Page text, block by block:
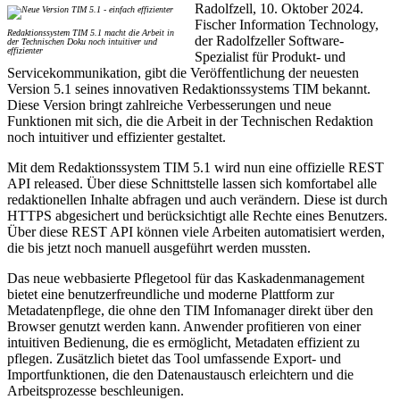
Redaktionssystem TIM 5.1 macht die Arbeit in
der Technischen Doku noch intuitiver und
effizienter
Radolfzell, 10. Oktober 2024.
Fischer Information Technology,
der Radolfzeller Software-
Spezialist für Produkt- und
Servicekommunikation, gibt die Veröffentlichung der neuesten
Version 5.1 seines innovativen Redaktionssystems TIM bekannt.
Diese Version bringt zahlreiche Verbesserungen und neue
Funktionen mit sich, die die Arbeit in der Technischen Redaktion
noch intuitiver und effizienter gestaltet.
Mit dem Redaktionssystem TIM 5.1 wird nun eine offizielle REST
API released. Über diese Schnittstelle lassen sich komfortabel alle
redaktionellen Inhalte abfragen und auch verändern. Diese ist durch
HTTPS abgesichert und berücksichtigt alle Rechte eines Benutzers.
Über diese REST API können viele Arbeiten automatisiert werden,
die bis jetzt noch manuell ausgeführt werden mussten.
Das neue webbasierte Pflegetool für das Kaskadenmanagement
bietet eine benutzerfreundliche und moderne Plattform zur
Metadatenpflege, die ohne den TIM Infomanager direkt über den
Browser genutzt werden kann. Anwender profitieren von einer
intuitiven Bedienung, die es ermöglicht, Metadaten effizient zu
pflegen. Zusätzlich bietet das Tool umfassende Export- und
Importfunktionen, die den Datenaustausch erleichtern und die
Arbeitsprozesse beschleunigen.